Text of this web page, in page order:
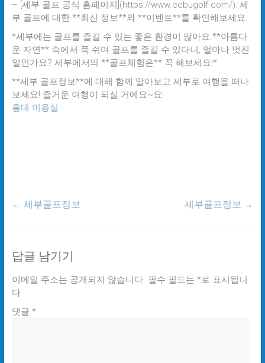
– [세부 골프 공식 홈페이지](https://www.cebugolf.com/): 세
부 골프에 대한 **최신 정보**와 **이벤트**를 확인해보세요.
*세부에는 골프를 즐길 수 있는 좋은 환경이 많아요.**아름다
운 자연** 속에서 푹 쉬며 골프를 즐길 수 있다니, 얼마나 멋진
일인가요? 세부에서의 **골프체험은** 꼭 해보세요!*
**세부 골프정보**에 대해 함께 알아보고 세부로 여행을 떠나
보세요! 즐거운 여행이 되실 거에요~요!
홍대 미용실
← 세부골프정보 세부골프정보 →
답글 남기기
이메일 주소는 공개되지 않습니다. 필수 필드는 *로 표시됩니
다
댓글 *